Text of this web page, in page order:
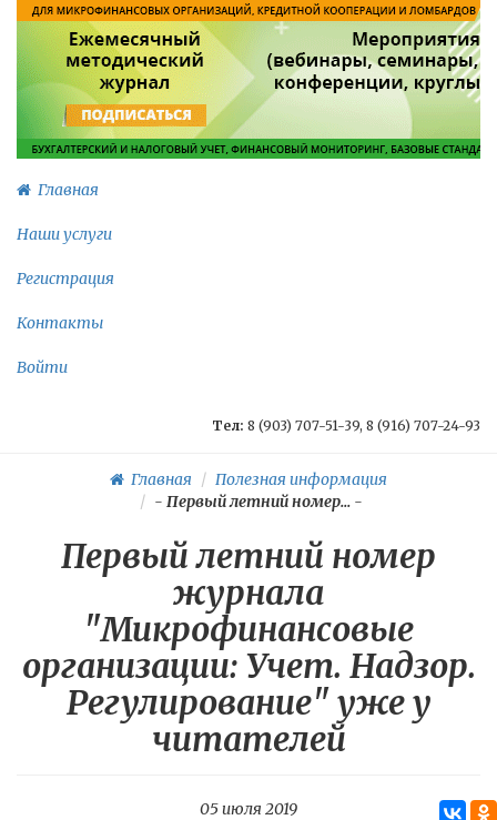
Главная
Наши услуги
Регистрация
Контакты
Войти
Тел: 8 (903) 707-51-39, 8 (916) 707-24-93
Главная
Полезная информация
- Первый летний номер... -
Первый летний номер
журнала
"Микрофинансовые
организации: Учет. Надзор.
Регулирование" уже у
читателей
05 июля 2019